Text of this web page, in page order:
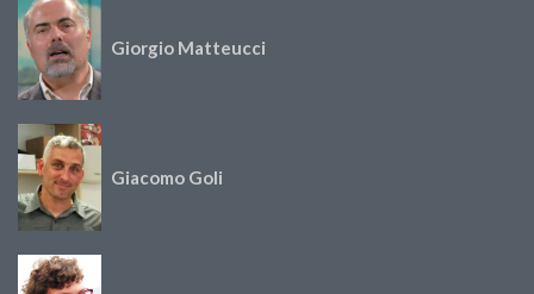
Giorgio Matteucci
Giacomo Goli